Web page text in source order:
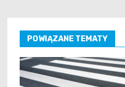
POWIĄZANE TEMATY